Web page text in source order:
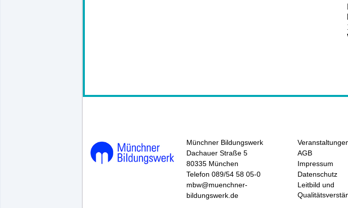
Münchner Bildungswerk
Dachauer Straße 5
80335 München
Telefon 089/54 58 05-0
mbw@muenchner-
bildungswerk.de
AGB
Impressum
Datenschutz
Leitbild und